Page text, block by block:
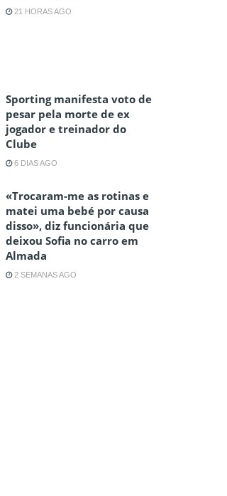
21 HORAS AGO
Sporting manifesta voto de
pesar pela morte de ex
jogador e treinador do
Clube
6 DIAS AGO
«Trocaram-me as rotinas e
matei uma bebé por causa
disso», diz funcionária que
deixou Sofia no carro em
Almada
2 SEMANAS AGO